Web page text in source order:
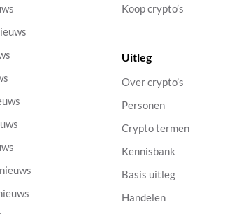
Koop crypto’s
Uitleg
Over crypto’s
Personen
Crypto termen
Kennisbank
Basis uitleg
Handelen